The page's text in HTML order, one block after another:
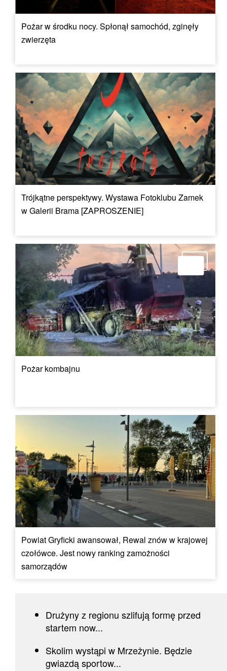
Pożar w środku nocy. Spłonął samochód, zginęły
zwierzęta
Trójkątne perspektywy. Wystawa Fotoklubu Zamek
w Galerii Brama [ZAPROSZENIE]
Pożar kombajnu
Powiat Gryficki awansował, Rewal znów w krajowej
czołówce. Jest nowy ranking zamożności
samorządów
Drużyny z regionu szlifują formę przed
startem now...
Skolim wystąpi w Mrzeżynie. Będzie
gwiazdą sportow...